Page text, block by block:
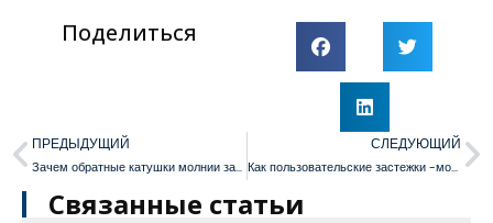
Поделиться
ПРЕДЫДУЩИЙ
Зачем обратные катушки молнии захватывают индустрию одежды?
СЛЕДУЮЩИЙ
Как пользовательские застежки -молнии для продажи набережные решения для ваших уникальных потребностей?
Связанные статьи